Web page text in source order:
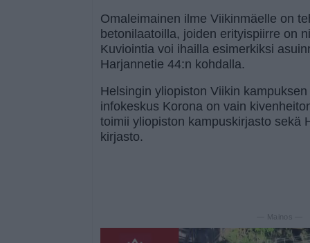
Omaleimainen ilme Viikinmäelle on
betonilaatoilla, joiden erityispiirre on
Kuviointia voi ihailla esimerkiksi
Harjannetie 44:n kohdalla.
Helsingin yliopiston Viikin
infokeskus Korona on vain
toimii yliopiston kampuskirjasto sekä
kirjasto.
— Mainos —